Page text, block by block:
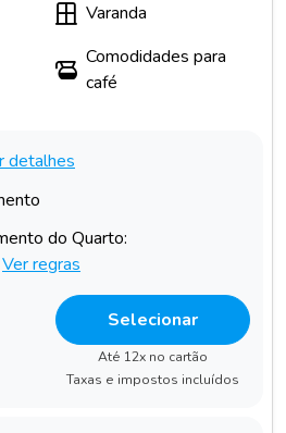
Varanda
Comodidades para
café
detalhes
do Quarto:
Ver regras
Selecionar
Até 12x no cartão
Taxas e impostos incluídos